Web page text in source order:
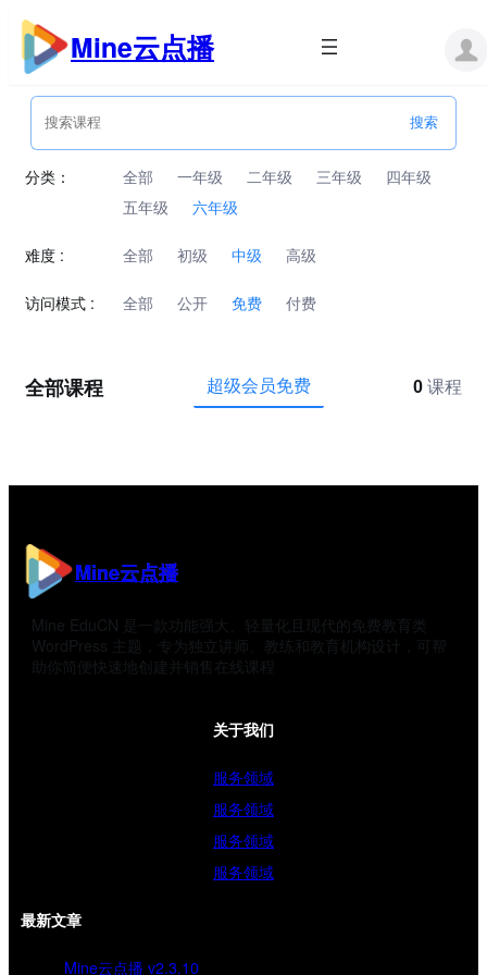
跳
内
Mine云点播
分类： 全部 一年级 二年级 三年级
四年级
五年级
六年级
难度 : 全部 初级 中级 高级
访问模式 : 全部 公开 免费 付费
全部课程 超级会员免费 0 课程
Mine云点播
Mine EduCN 是一款功能强大、轻量化且现代的免费教育类
WordPress 主题，专为独立讲师、教练和教育机构设计，可帮
助你简便快速地创建并销售在线课程
关于我们
服务领域
服务领域
服务领域
服务领域
最新文章
Mine云点播 v2.3.10